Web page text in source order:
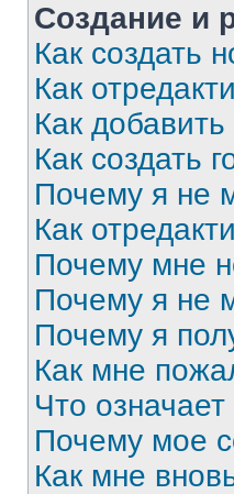
Создание и
Как создать
Как
Как
Как создать
Почему я не
Как
Почему мне
Почему я не
Почему я
Как мне
Что
Почему мое
Как мне